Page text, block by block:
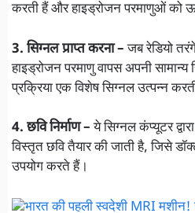
करती हैं और हाइड्रोजन परमाणुओं को
3. सिग्नल प्राप्त करना –जब रेडियो
हाइड्रोजन परमाणु वापस अपनी
प्रक्रिया एक विशेष सिग्नल उत्पन्न
4. छवि निर्माण –ये सिग्नल कंप्यूटर
विस्तृत छवि तैयार की जाती है, जिसे
उपयोग करते हैं।